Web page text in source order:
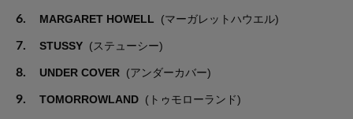
6. MARGARET HOWELL (マーガレットハウエル)
7. STUSSY (ステューシー)
8. UNDER COVER (アンダーカバー)
9. TOMORROWLAND (トゥモローランド)